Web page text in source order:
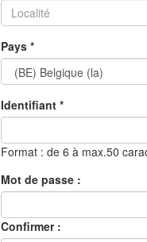
Pays *
Identifiant *
Format : de 6 à max.50
Mot de passe :
Confirmer :